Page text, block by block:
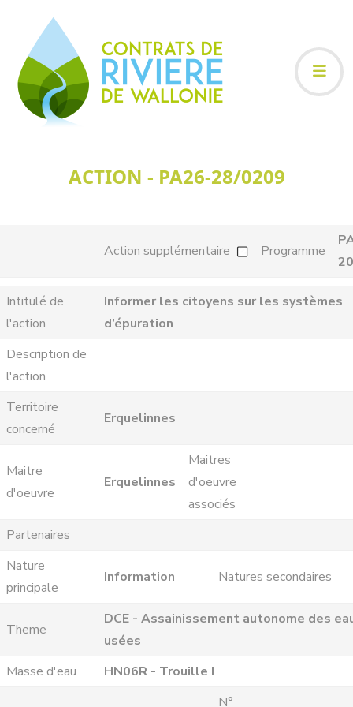
ACTION - PA26-28/0209
Action supplémentaire Programme
Intitulé de
l'action
Informer les citoyens sur les systèmes
d’épuration
Description de
l'action
Territoire
concerné
Erquelinnes
Maitre
d'oeuvre
Erquelinnes
Maitres
d'oeuvre
associés
Partenaires
Nature
principale
Information Natures secondaires
Theme
DCE - Assainissement autonome des
usées
Masse d'eau
HN06R - Trouille I
N°